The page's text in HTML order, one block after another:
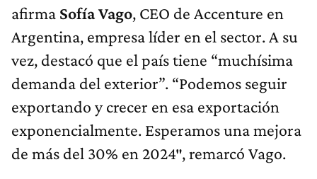
afirma Sofía Vago, CEO de Accenture en
Argentina, empresa líder en el sector. A su
vez, destacó que el país tiene “muchísima
demanda del exterior”. “Podemos seguir
exportando y crecer en esa exportación
exponencialmente. Esperamos una mejora
de más del 30% en 2024″, remarcó Vago.